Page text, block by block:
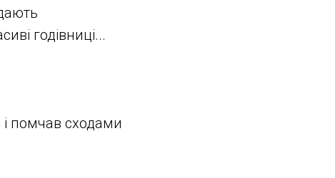
годівниці...
і помчав сходами